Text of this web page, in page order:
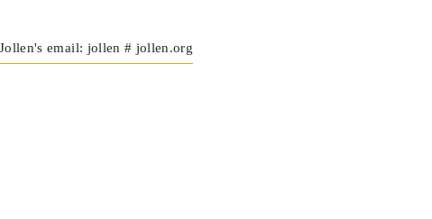
Jollen's email: jollen # jollen.org